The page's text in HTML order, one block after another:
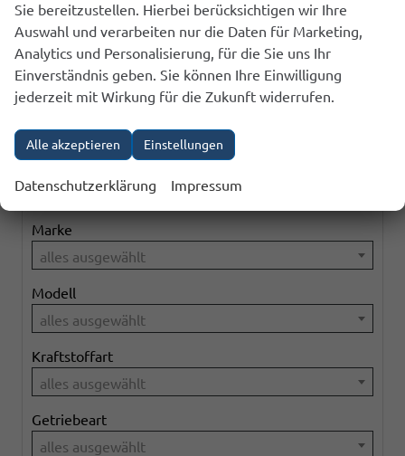
Opel
Seat
Skoda
Volkswagen
Marke
alles ausgewählt
Modell
alles ausgewählt
Kraftstoffart
alles ausgewählt
Getriebeart
alles ausgewählt
Sie bereitzustellen. Hierbei berücksichtigen wir Ihre
Auswahl und verarbeiten nur die Daten für Marketing,
Analytics und Personalisierung, für die Sie uns Ihr
Einverständnis geben. Sie können Ihre Einwilligung
jederzeit mit Wirkung für die Zukunft widerrufen.
Alle akzeptieren Einstellungen
Datenschutzerklärung Impressum